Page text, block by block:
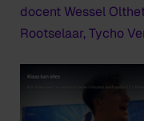
docent Wessel
Rootselaar, Tycho